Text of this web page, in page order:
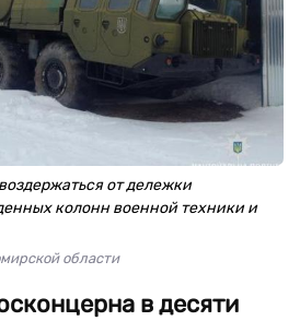
от дележки
колонн военной техники и
области
в десяти